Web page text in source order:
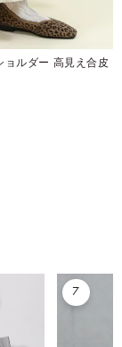
ョルダー 高見え合皮
7